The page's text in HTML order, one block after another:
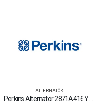
ALTERNATÖR
Perkins Alternatör 2871A416 Yedek Parça Fiyat Tamir Bakım Satan Firmalar